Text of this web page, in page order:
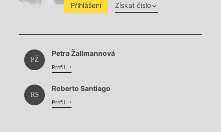
Přihlášení Získat číslo
Chviličku.
Načítá se.
PŽ
Petra Žallmannová
Profil
RS
Roberto Santiago
Profil